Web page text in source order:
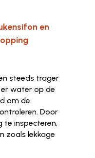
en
steeds trager
water op de
om de
Door
te inspecteren,
zoals lekkage